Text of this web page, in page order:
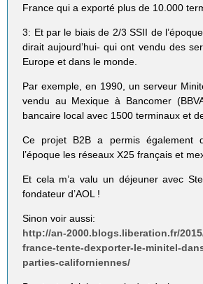
France qui a exporté plus de 10.000
3: Et par le biais de 2/3 SSII de
dirait aujourd’hui- qui ont vendu des
Europe et dans le monde.
Par exemple, en 1990, un serveur
vendu au Mexique à Bancomer
bancaire local avec 1500 terminaux et
Ce projet B2B a permis également
l’époque les réseaux X25 français et
Et cela m’a valu un déjeuner avec
fondateur d’AOL !
Sinon voir aussi:
http://an-2000.blogs.liberation.fr/
france-tente-dexporter-le-minitel-
parties-californiennes/